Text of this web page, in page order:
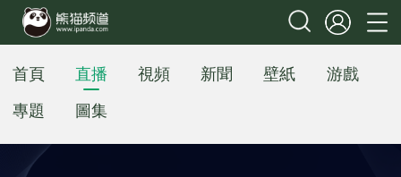
首頁 直播 視頻 新聞 壁紙
游戲
專題
圖集